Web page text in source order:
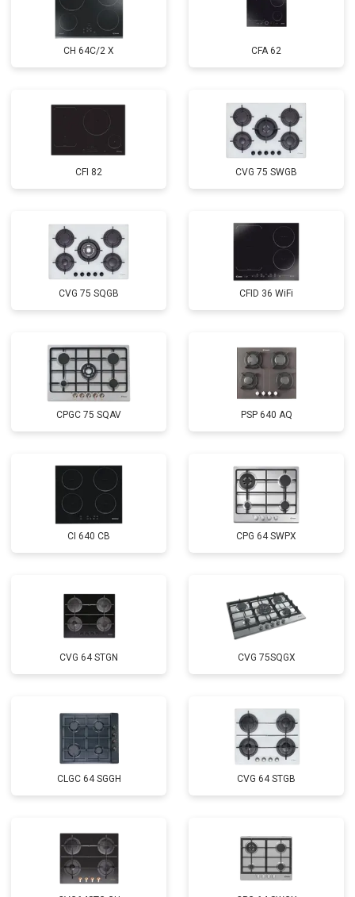
CH 64C/2 X CFA 62
CFI 82 CVG 75 SWGB
CVG 75 SQGB CFID 36 WiFi
CPGC 75 SQAV PSP 640 AQ
CI 640 CB CPG 64 SWPX
CVG 64 STGN CVG 75SQGX
CLGC 64 SGGH CVG 64 STGB